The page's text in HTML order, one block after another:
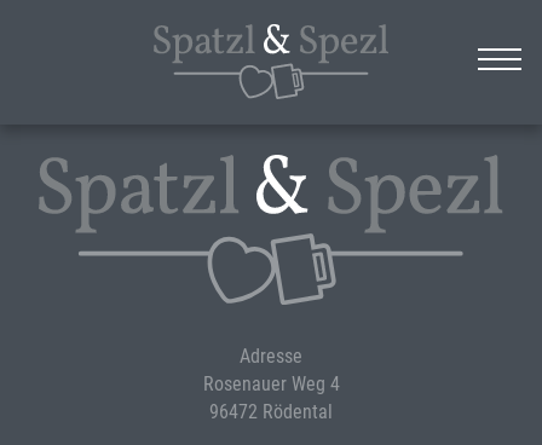
Adresse
Rosenauer Weg 4
96472 Rödental